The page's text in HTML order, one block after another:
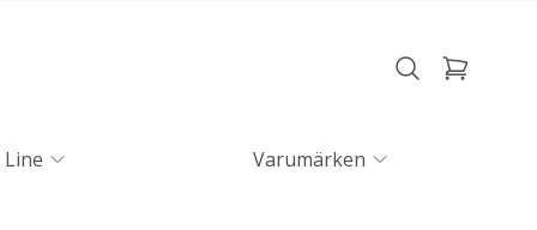
Line Varumärken